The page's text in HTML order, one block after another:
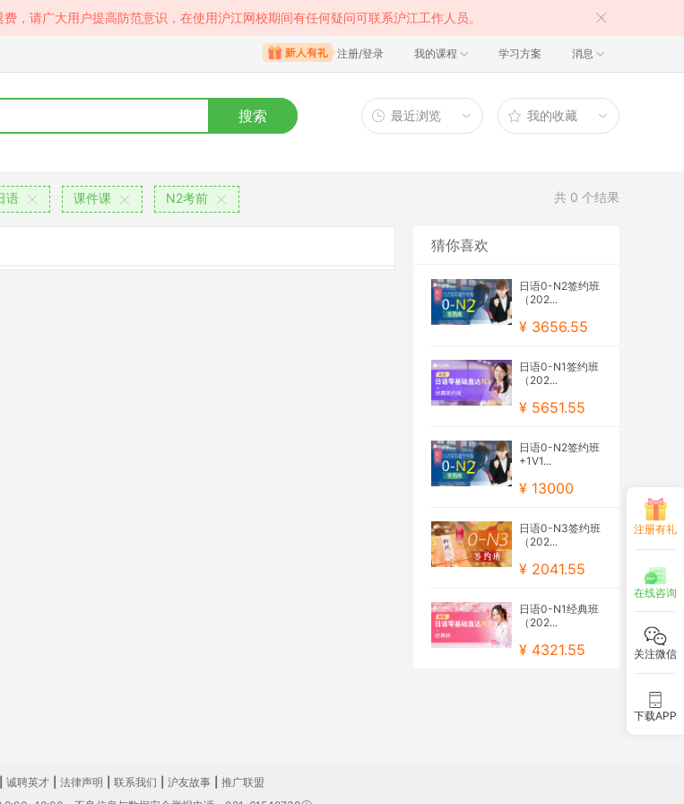
，请广大用户提高防范意识，在使用沪江网校期间有任何疑问可联系沪江工作人员。
注册/登录 我的课程 学习方案 消息
搜索 最近浏览 我的收藏
语 课件课 N2考前 共 0 个结果
猜你喜欢
日语0-N2签约班
（202...
¥ 3656.55
日语0-N1签约班
（202...
¥ 5651.55
日语0-N2签约班
+1V1...
¥ 13000
日语0-N3签约班
（202...
¥ 2041.55
日语0-N1经典班
（202...
¥ 4321.55
注册有礼
在线咨询
关注微信
下载APP
诚聘英才 法律声明 联系我们 沪友故事
推广联盟